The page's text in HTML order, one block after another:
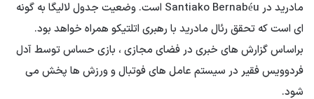
مادرید در Santiako Bernabéu است. وضعیت جدول لالیگا به گونه
ای است که تحقق رئال مادرید با رهبری اتلتیکو همراه خواهد بود.
براساس گزارش های خبری در فضای مجازی ، بازی حساس توسط آدل
فردوویس فقیر در سیستم عامل های فوتبال و ورزش ها پخش می
شود.